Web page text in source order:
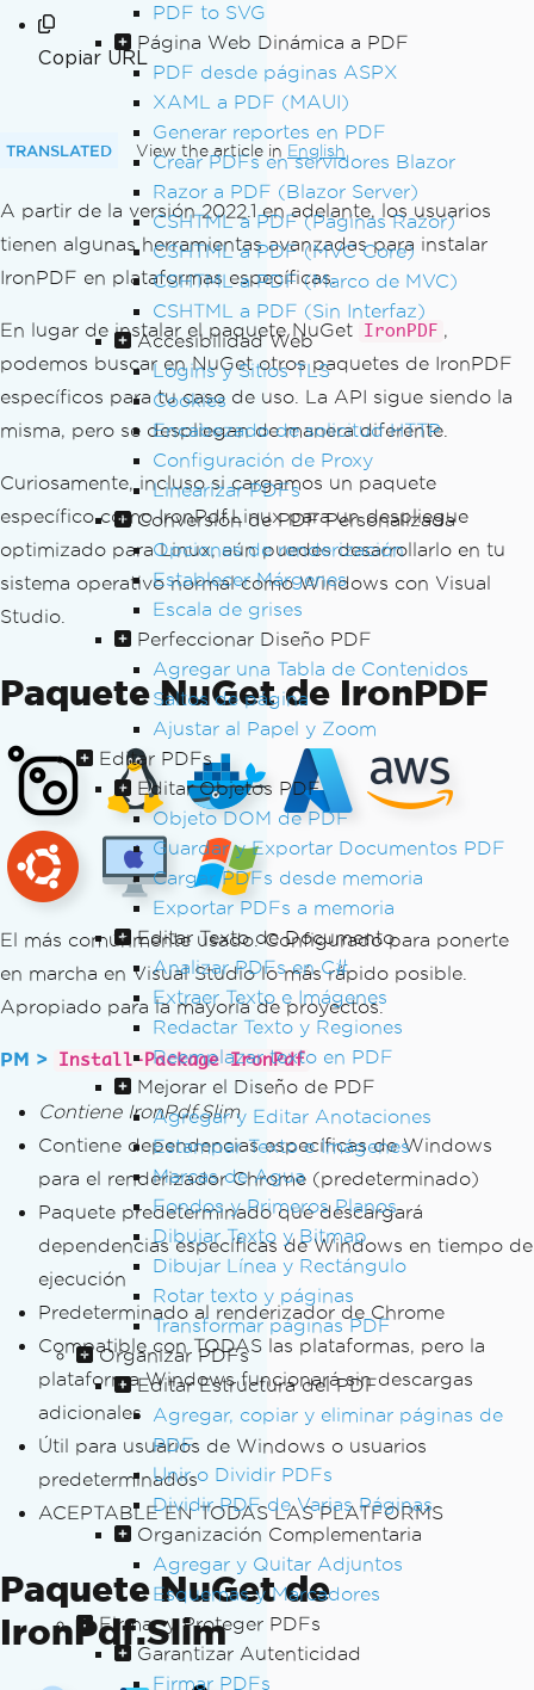
PDF to SVG
Página Web Dinámica a PDF
PDF desde páginas ASPX
XAML a PDF (MAUI)
Generar reportes en PDF
Crear PDFs en servidores Blazor
Razor a PDF (Blazor Server)
CSHTML a PDF (Páginas Razor)
CSHTML a PDF (MVC Core)
CSHTML a PDF (Marco de MVC)
CSHTML a PDF (Sin Interfaz)
Accesibilidad Web
Logins y Sitios TLS
Cookies
Encabezado de solicitud HTTP
Configuración de Proxy
Linearizar PDFs
Conversión de PDF Personalizada
Opciones de renderización
Establecer Márgenes
Escala de grises
Perfeccionar Diseño PDF
Agregar una Tabla de Contenidos
Saltos de página
Ajustar al Papel y Zoom
Editar PDFs
Editar Objetos PDF
Objeto DOM de PDF
Guardar y Exportar Documentos PDF
Cargar PDFs desde memoria
Exportar PDFs a memoria
Editar Texto de Documento
Analizar PDFs en C#
Extraer Texto e Imágenes
Redactar Texto y Regiones
Reemplazar texto en PDF
Mejorar el Diseño de PDF
Agregar y Editar Anotaciones
Estampar Texto e Imágenes
Marcas de Agua
Fondos y Primeros Planos
Dibujar Texto y Bitmap
Dibujar Línea y Rectángulo
Rotar texto y páginas
Transformar páginas PDF
Organizar PDFs
Editar Estructura del PDF
Agregar, copiar y eliminar páginas de
PDF
Unir o Dividir PDFs
Dividir PDF de Varias Páginas
Organización Complementaria
Agregar y Quitar Adjuntos
Esquemas y Marcadores
Firmar y Proteger PDFs
Garantizar Autenticidad
Firmar PDFs
Copiar URL
TRANSLATED View the article in English
A partir de la versión 2022.1 en adelante, los usuarios
tienen algunas herramientas avanzadas para instalar
IronPDF en plataformas específicas.
En lugar de instalar el paquete NuGet IronPDF ,
podemos buscar en NuGet otros paquetes de IronPDF
específicos para tu caso de uso. La API sigue siendo la
misma, pero se despliegan de manera diferente.
Curiosamente, incluso si cargamos un paquete
específico como IronPdf.Linux para un despliegue
optimizado para Linux, aún puedes desarrollarlo en tu
sistema operativo normal como Windows con Visual
Studio.
Paquete NuGet de IronPDF
El más comúnmente usado. Configurado para ponerte
en marcha en Visual Studio lo más rápido posible.
Apropiado para la mayoría de proyectos.
PM > Install-Package IronPdf
Contiene IronPdf.Slim
Contiene dependencias específicas de Windows
para el renderizador Chrome (predeterminado)
Paquete predeterminado que descargará
dependencias específicas de Windows en tiempo de
ejecución
Predeterminado al renderizador de Chrome
Compatible con TODAS las plataformas, pero la
plataforma Windows funcionará sin descargas
adicionales
Útil para usuarios de Windows o usuarios
predeterminados
ACEPTABLE EN TODAS LAS PLATFORMS
Paquete NuGet de
IronPdf.Slim